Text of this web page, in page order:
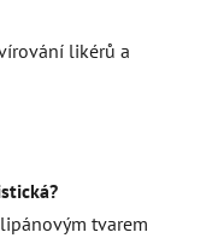
likérů a
tvarem